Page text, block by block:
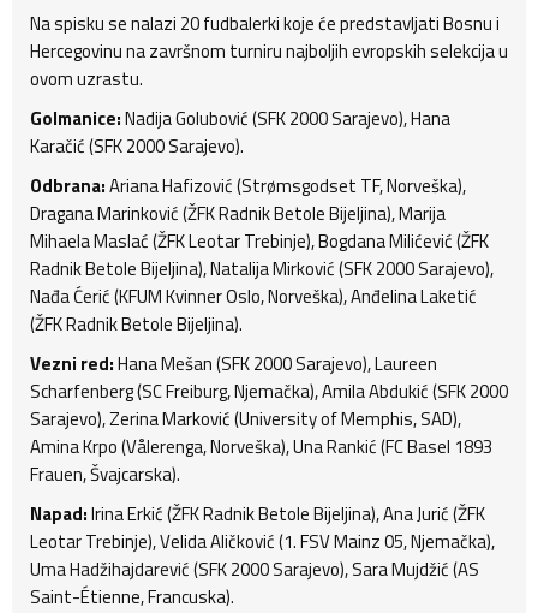
Na spisku se nalazi 20 fudbalerki koje će predstavljati Bosnu i
Hercegovinu na završnom turniru najboljih evropskih selekcija u
ovom uzrastu.
Golmanice:Nadija Golubović (SFK 2000 Sarajevo), Hana
Karačić (SFK 2000 Sarajevo).
Odbrana:Ariana Hafizović (Strømsgodset TF, Norveška),
Dragana Marinković (ŽFK Radnik Betole Bijeljina), Marija
Mihaela Maslać (ŽFK Leotar Trebinje), Bogdana Milićević (ŽFK
Radnik Betole Bijeljina), Natalija Mirković (SFK 2000 Sarajevo),
Nađa Ćerić (KFUM Kvinner Oslo, Norveška), Anđelina Laketić
(ŽFK Radnik Betole Bijeljina).
Vezni red:Hana Mešan (SFK 2000 Sarajevo), Laureen
Scharfenberg (SC Freiburg, Njemačka), Amila Abdukić (SFK 2000
Sarajevo), Zerina Marković (University of Memphis, SAD),
Amina Krpo (Vålerenga, Norveška), Una Rankić (FC Basel 1893
Frauen, Švajcarska).
Napad:Irina Erkić (ŽFK Radnik Betole Bijeljina), Ana Jurić (ŽFK
Leotar Trebinje), Velida Aličković (1. FSV Mainz 05, Njemačka),
Uma Hadžihajdarević (SFK 2000 Sarajevo), Sara Mujdžić (AS
Saint-Étienne, Francuska).